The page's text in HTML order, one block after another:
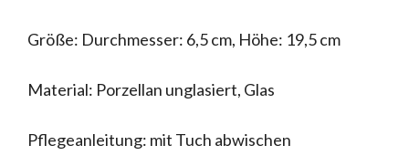
Größe: Durchmesser: 6,5 cm, Höhe: 19,5 cm
Material: Porzellan unglasiert, Glas
Pflegeanleitung: mit Tuch abwischen